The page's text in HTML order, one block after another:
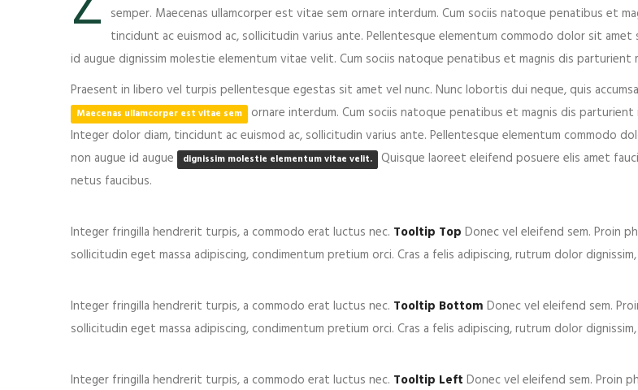
semper. Maecenas ullamcorper est vitae sem ornare interdum. Cum sociis natoque penatibus et
tincidunt ac euismod ac, sollicitudin varius ante. Pellentesque elementum commodo dolor sit
id augue dignissim molestie elementum vitae velit. Cum sociis natoque penatibus et magnis dis parturient
Praesent in libero vel turpis pellentesque egestas sit amet vel nunc. Nunc lobortis dui neque, quis
Maecenas ullamcorper est vitae sem ornare interdum. Cum sociis natoque penatibus et magnis dis parturient
Integer dolor diam, tincidunt ac euismod ac, sollicitudin varius ante. Pellentesque elementum commodo
non augue id augue
dignissim molestie elementum vitae velit. Quisque laoreet eleifend posuere elis amet
netus faucibus.
Integer fringilla hendrerit turpis, a commodo erat luctus nec. Tooltip Top Donec vel eleifend sem. Proin
sollicitudin eget massa adipiscing, condimentum pretium orci. Cras a felis adipiscing, rutrum dolor
Integer fringilla hendrerit turpis, a commodo erat luctus nec. Tooltip Bottom Donec vel eleifend sem.
sollicitudin eget massa adipiscing, condimentum pretium orci. Cras a felis adipiscing, rutrum dolor
Integer fringilla hendrerit turpis, a commodo erat luctus nec. Tooltip Left Donec vel eleifend sem. Proin